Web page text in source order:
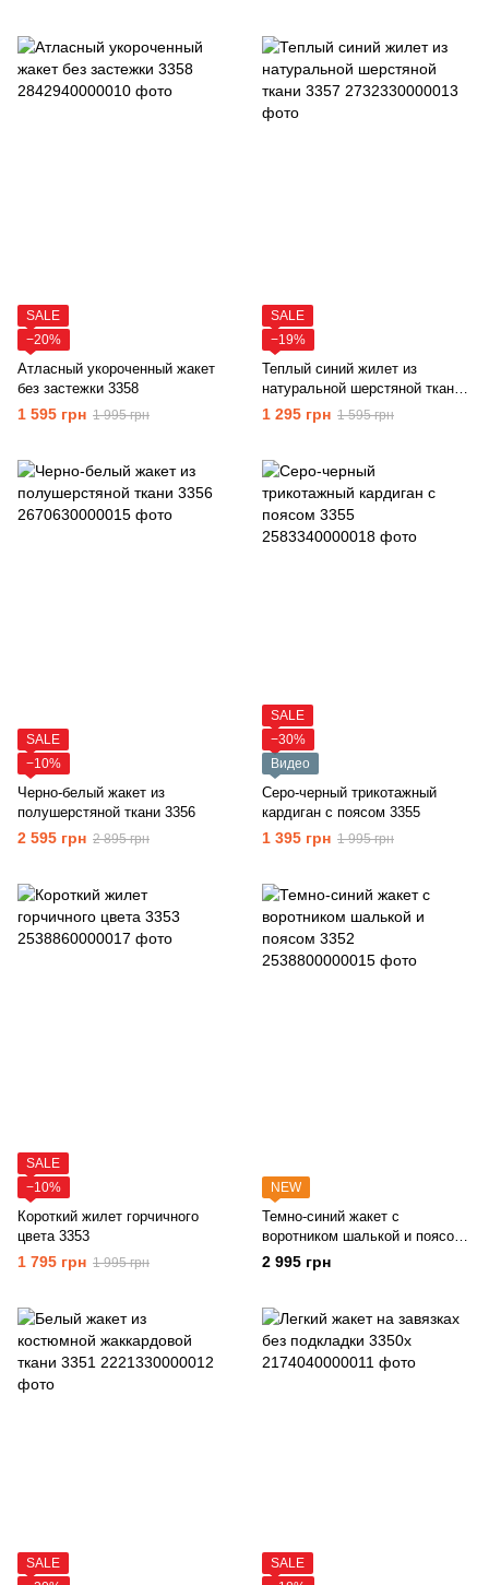
SALE
−20%
Атласный укороченный жакет
без застежки 3358
1 595 грн 1 995 грн
SALE
−19%
Теплый синий жилет из
натуральной шерстяной ткани
3357
1 295 грн 1 595 грн
SALE
−10%
Черно-белый жакет из
полушерстяной ткани 3356
2 595 грн 2 895 грн
SALE
−30%
Видео
Серо-черный трикотажный
кардиган с поясом 3355
1 395 грн 1 995 грн
SALE
−10%
Короткий жилет горчичного
цвета 3353
1 795 грн 1 995 грн
NEW
Темно-синий жакет с
воротником шалькой и поясом
3352
2 995 грн
SALE
SALE